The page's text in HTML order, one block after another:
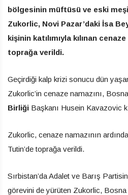
bölgesinin müftüsü ve eski
Zukorlic, Novi Pazar’daki İsa
kişinin katılımıyla kılınan
toprağa verildi.
Geçirdiği kalp krizi sonucu dün
Zukorlic’in cenaze namazını,
Birliği Başkanı Husein Kavazovic
Zukorlic, cenaze namazının
Tutin’de toprağa verildi.
Sırbistan’da Adalet ve Barış
görevini de yürüten Zukorlic, Bosna